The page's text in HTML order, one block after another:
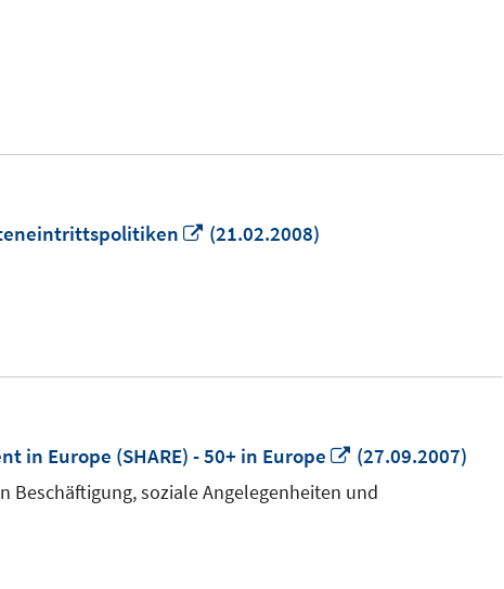
In
(21.02.2008)
in Europe (SHARE) - 50+ in Europe
In
neuem
(27.09.2007)
Beschäftigung, soziale Angelegenheiten und